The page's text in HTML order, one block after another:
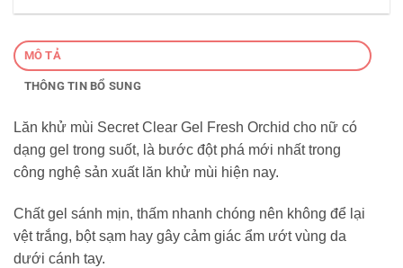
MÔ TẢ
THÔNG TIN BỔ SUNG
Lăn khử mùi Secret Clear Gel Fresh Orchid cho nữ có
dạng gel trong suốt, là bước đột phá mới nhất trong
công nghệ sản xuất lăn khử mùi hiện nay.
Chất gel sánh mịn, thấm nhanh chóng nên không để lại
vệt trắng, bột sạm hay gây cảm giác ẩm ướt vùng da
dưới cánh tay.